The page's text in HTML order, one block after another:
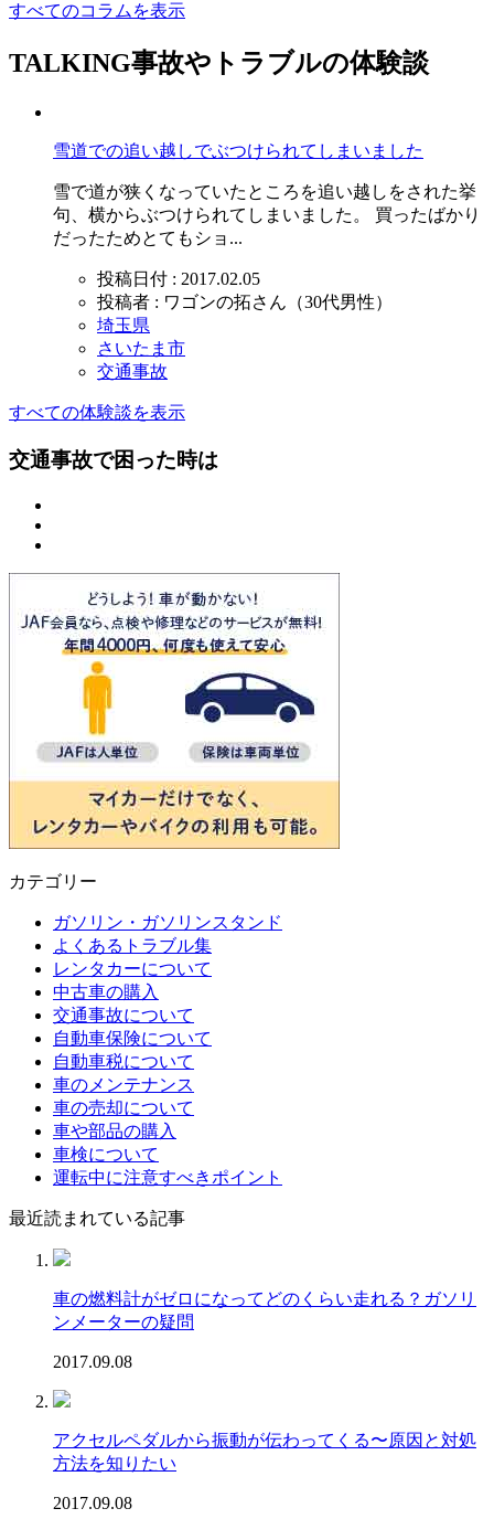
すべてのコラムを表示
TALKING事故やトラブルの体験談
雪道での追い越しでぶつけられてしまいました
雪で道が狭くなっていたところを追い越しをされた挙
句、横からぶつけられてしまいました。 買ったばかり
だったためとてもショ...
投稿日付 : 2017.02.05
投稿者 : ワゴンの拓さん（30代男性）
埼玉県
さいたま市
交通事故
すべての体験談を表示
交通事故で困った時は
カテゴリー
ガソリン・ガソリンスタンド
よくあるトラブル集
レンタカーについて
中古車の購入
交通事故について
自動車保険について
自動車税について
車のメンテナンス
車の売却について
車や部品の購入
車検について
運転中に注意すべきポイント
最近読まれている記事
車の燃料計がゼロになってどのくらい走れる？ガソリ
ンメーターの疑問
2017.09.08
アクセルペダルから振動が伝わってくる〜原因と対処
方法を知りたい
2017.09.08